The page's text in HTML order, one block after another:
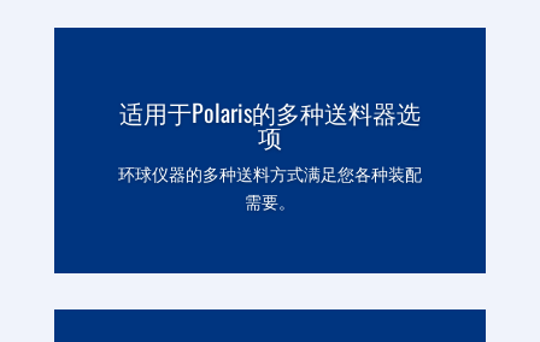
适用于Polaris的多种送料器选
项
环球仪器的多种送料方式满足您各种装配
需要。